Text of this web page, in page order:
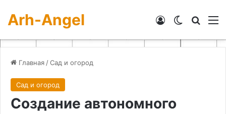
Arh-Angel Switch skin
Войти
Главная /Сад и огород
Сад и огород
Создание автономного